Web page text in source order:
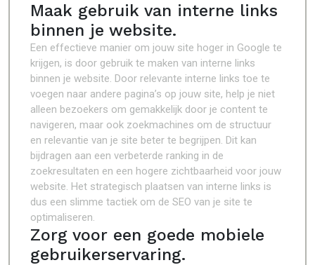
Maak gebruik van interne links
binnen je website.
Een effectieve manier om jouw site hoger in Google te
krijgen, is door gebruik te maken van interne links
binnen je website. Door relevante interne links toe te
voegen naar andere pagina’s op jouw site, help je niet
alleen bezoekers om gemakkelijk door je content te
navigeren, maar ook zoekmachines om de structuur
en relevantie van je site beter te begrijpen. Dit kan
bijdragen aan een verbeterde ranking in de
zoekresultaten en een hogere zichtbaarheid voor jouw
website. Het strategisch plaatsen van interne links is
dus een slimme tactiek om de SEO van je site te
optimaliseren.
Zorg voor een goede mobiele
gebruikerservaring.